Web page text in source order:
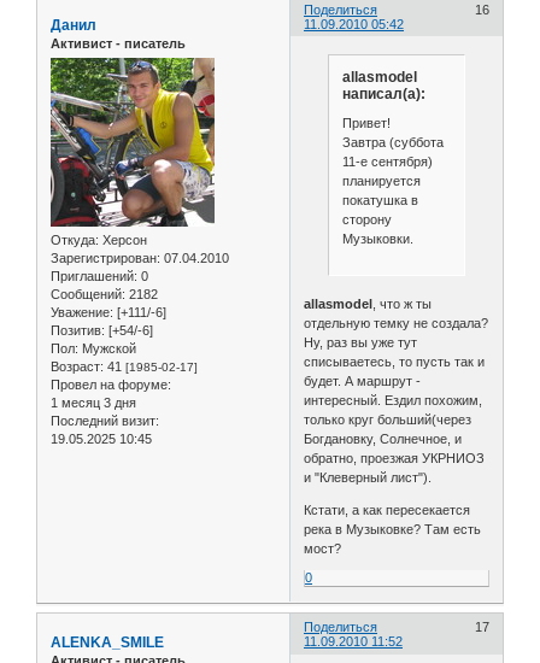
Поделиться
16
11.09.2010 05:42
Данил
Активист - писатель
Откуда: Херсон
Зарегистрирован: 07.04.2010
Приглашений: 0
Сообщений: 2182
Уважение: [+111/-6]
Позитив: [+54/-6]
Пол: Мужской
Возраст: 41 [1985-02-17]
Провел на форуме:
1 месяц 3 дня
Последний визит:
19.05.2025 10:45
allasmodel
написал(а):
Привет!
Завтра (суббота
11-е сентября)
планируется
покатушка в
сторону
Музыковки.
allasmodel
, что ж ты
отдельную темку не создала?
Ну, раз вы уже тут
списываетесь, то пусть так и
будет. А маршрут -
интересный. Ездил похожим,
только круг больший(через
Богдановку, Солнечное, и
обратно, проезжая УКРНИОЗ
и "Клеверный лист").
Кстати, а как пересекается
река в Музыковке? Там есть
мост?
0
Поделиться
17
11.09.2010 11:52
ALENKA_SMILE